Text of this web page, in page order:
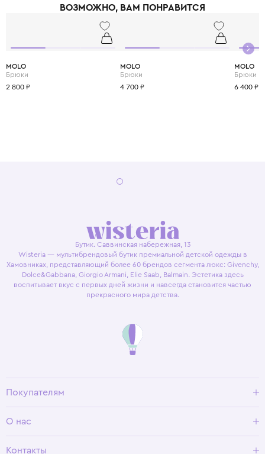
принципам slow fashion: каждая вещь остаётся актуальной не один
ВОЗМОЖНО, ВАМ ПОНРАВИТСЯ
MOLO
Брюки
2 800 ₽
MOLO
Брюки
4 700 ₽
MOLO
Брюки
6 400 ₽
Бутик. Саввинская набережная, 13
Wisteria — мультибрендовый бутик премиальной детской одежды в
Хамовниках, представляющий более 60 брендов сегмента люкс: Givenchy,
Dolce&Gabbana, Giorgio Armani, Elie Saab, Balmain. Эстетика здесь
воспитывает вкус с первых дней жизни и навсегда становится частью
прекрасного мира детства.
Покупателям
Условия возврата
О нас
Программа лояльности
Контакты